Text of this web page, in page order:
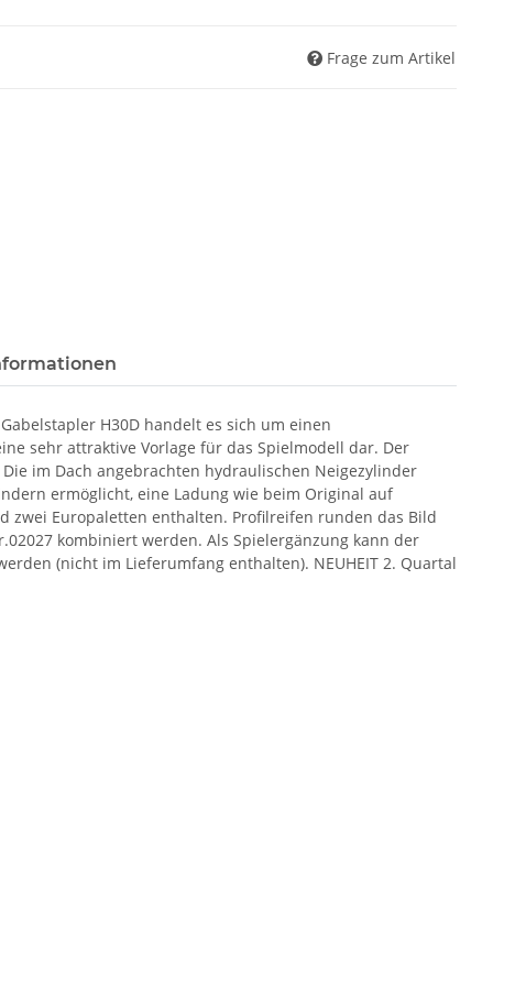
Frage zum Artikel
H30D handelt es sich um einen
sehr attraktive Vorlage für das Spielmodell dar. Der
im Dach angebrachten hydraulischen Neigezylinder
ermöglicht, eine Ladung wie beim Original auf
zwei Europaletten enthalten. Profilreifen runden das Bild
kombiniert werden. Als Spielergänzung kann der
(nicht im Lieferumfang enthalten). NEUHEIT 2. Quartal